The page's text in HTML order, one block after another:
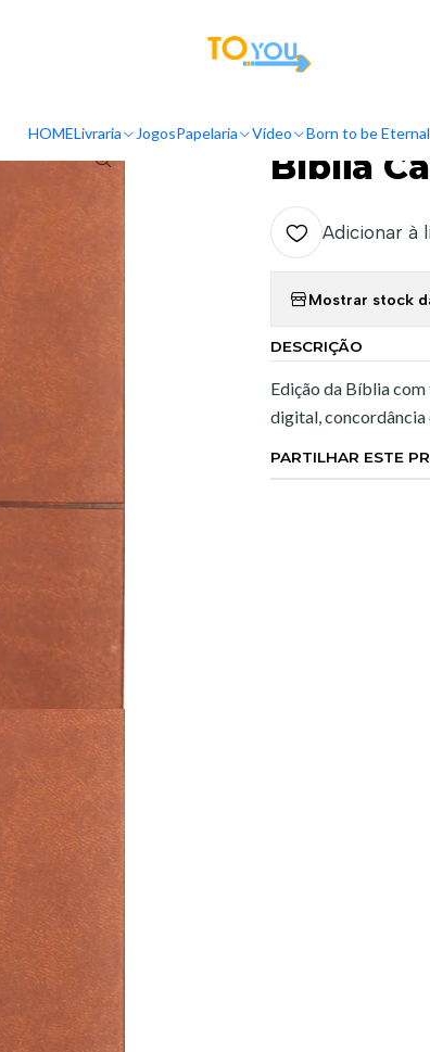
HOMELivraria JogosPapelaria Vídeo Born to be Eternal
Bíblia Capa Castanha ARC
|
Bíblia
Adicionar à
Mostrar stock
DESCRIÇÃO
Edição da Bíblia
digital, concordância
PARTILHAR ESTE